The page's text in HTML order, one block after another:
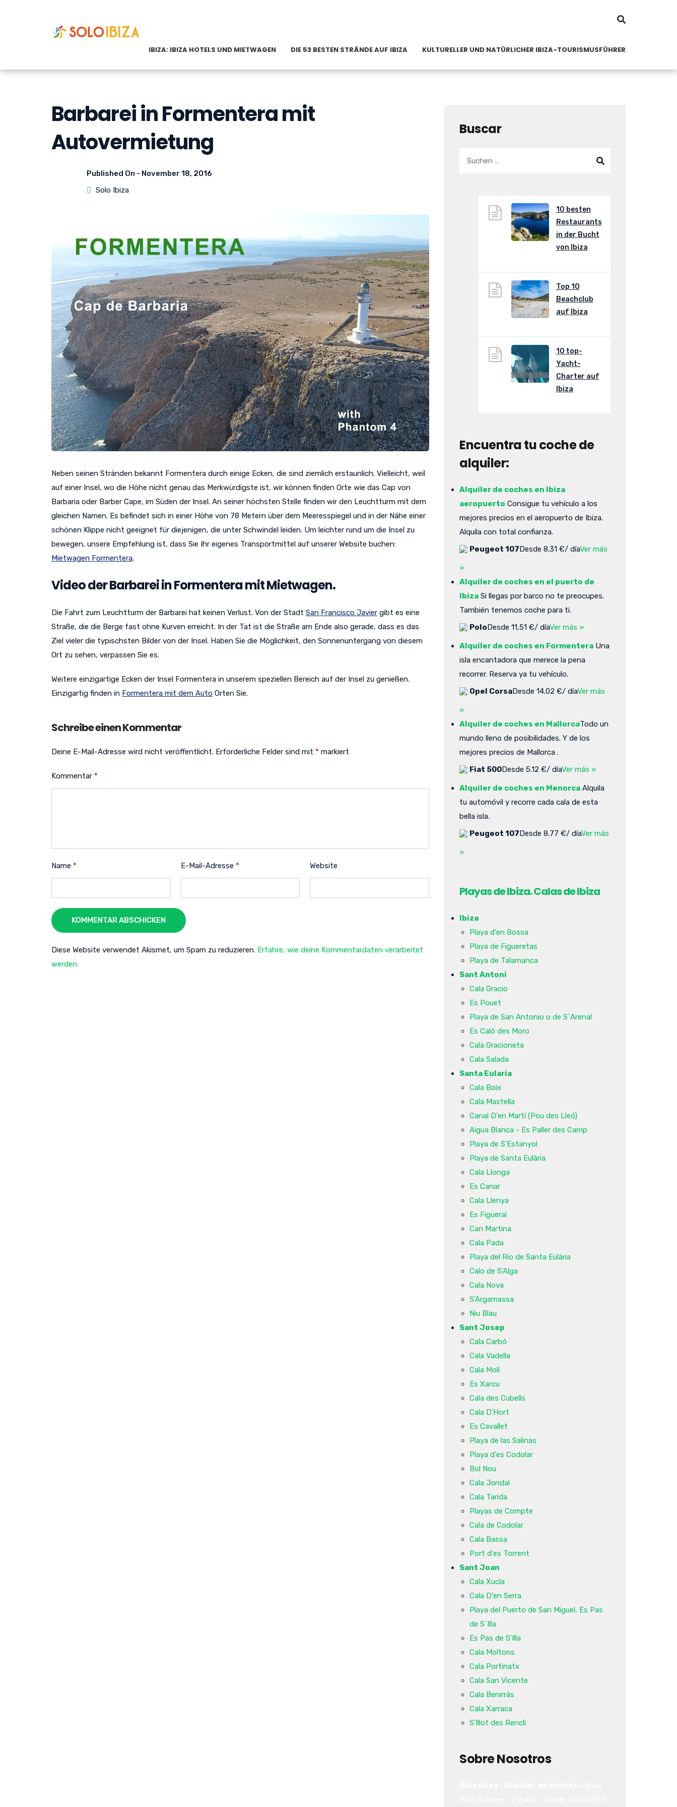
IBIZA: IBIZA HOTELS UND MIETWAGEN DIE 53 BESTEN STRÄNDE AUF IBIZA KULTURELLER UND NATÜRLICHER IBIZA-TOURISMUSFÜHRER
Barbarei in Formentera mit
Autovermietung
Published On - November 18, 2016
Solo Ibiza
Neben seinen Stränden bekannt Formentera durch einige Ecken, die sind ziemlich erstaunlich. Vielleicht, weil
auf einer Insel, wo die Höhe nicht genau das Merkwürdigste ist, wir können finden Orte wie das Cap von
Barbaria oder Barber Cape, im Süden der Insel. An seiner höchsten Stelle finden wir den Leuchtturm mit dem
gleichen Namen. Es befindet sich in einer Höhe von 78 Metern über dem Meeresspiegel und in der Nähe einer
schönen Klippe nicht geeignet für diejenigen, die unter Schwindel leiden. Um leichter rund um die Insel zu
bewegen, unsere Empfehlung ist, dass Sie Ihr eigenes Transportmittel auf unserer Website buchen:
Mietwagen Formentera.
Video der Barbarei in Formentera mit Mietwagen.
Die Fahrt zum Leuchtturm der Barbarei hat keinen Verlust. Von der Stadt San Francisco Javier gibt es eine
Straße, die die Berge fast ohne Kurven erreicht. In der Tat ist die Straße am Ende also gerade, dass es das
Ziel vieler die typischsten Bilder von der Insel. Haben Sie die Möglichkeit, den Sonnenuntergang von diesem
Ort zu sehen, verpassen Sie es.
Weitere einzigartige Ecken der Insel Formentera in unserem speziellen Bereich auf der Insel zu genießen.
Einzigartig finden in Formentera mit dem Auto Orten Sie.
Schreibe einen Kommentar
Deine E-Mail-Adresse wird nicht veröffentlicht. Erforderliche Felder sind mit * markiert
Kommentar *
Name * E-Mail-Adresse * Website
KOMMENTAR ABSCHICKEN
Diese Website verwendet Akismet, um Spam zu reduzieren. Erfahre, wie deine Kommentardaten verarbeitet
werden.
Buscar
10 besten
Restaurants
in der Bucht
von Ibiza
Top 10
Beachclub
auf Ibiza
10 top-
Yacht-
Charter auf
Ibiza
Encuentra tu coche de
alquiler:
Alquiler de coches en Ibiza
aeropuerto Consigue tu vehículo a los
mejores precios en el aeropuerto de Ibiza.
Alquila con total confianza.
Peugeot 107Desde 8.31 €/ díaVer más
»
Alquiler de coches en el puerto de
Ibiza Si llegas por barco no te preocupes.
También tenemos coche para ti.
PoloDesde 11,51 €/ díaVer más »
Alquiler de coches en Formentera Una
isla encantadora que merece la pena
recorrer. Reserva ya tu vehículo.
Opel CorsaDesde 14.02 €/ díaVer más
»
Alquiler de coches en MallorcaTodo un
mundo lleno de posibilidades. Y de los
mejores precios de Mallorca .
Fiat 500Desde 5.12 €/ díaVer más »
Alquiler de coches en Menorca Alquila
tu automóvil y recorre cada cala de esta
bella isla.
Peugeot 107Desde 8.77 €/ díaVer más
»
Playas de Ibiza. Calas de Ibiza
Ibiza
Playa d'en Bossa
Playa de Figueretas
Playa de Talamanca
Sant Antoni
Cala Gracio
Es Pouet
Playa de San Antonio o de S´Arenal
Es Caló des Moro
Cala Gracioneta
Cala Salada
Santa Eularia
Cala Boix
Cala Mastella
Canal D'en Martí (Pou des Lleó)
Aigua Blanca - Es Paller des Camp
Playa de S'Estanyol
Playa de Santa Eulària
Cala Llonga
Es Canar
Cala Llenya
Es Figueral
Can Martina
Cala Pada
Playa del Río de Santa Eulària
Calo de S'Alga
Cala Nova
S'Argamassa
Niu Blau
Sant Josep
Cala Carbó
Cala Vadella
Cala Molí
Es Xarcu
Cala des Cubells
Cala D'Hort
Es Cavallet
Playa de las Salinas
Playa d'es Codolar
Bol Nou
Cala Jondal
Cala Tarida
Playas de Compte
Cala de Codolar
Cala Bassa
Port d'es Torrent
Sant Joan
Cala Xucla
Cala D'en Serra
Playa del Puerto de San Miguel, Es Pas
de S´Illa
Es Pas de S'Illa
Cala Moltons
Cala Portinatx
Cala San Vicente
Cala Benirrás
Cala Xarraca
S'Illot des Renclí
Sobre Nosotros